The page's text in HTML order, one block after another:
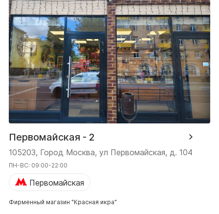
Первомайская - 2
105203, Город Москва, ул Первомайская, д. 104
ПН-ВС: 09:00-22:00
Первомайская
Фирменный магазин "Красная икра"